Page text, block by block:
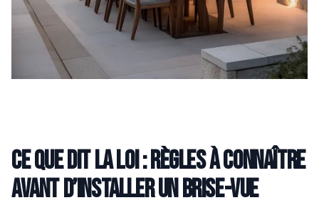
Ce que dit la loi : règles à connaître
avant d’installer un brise-vue